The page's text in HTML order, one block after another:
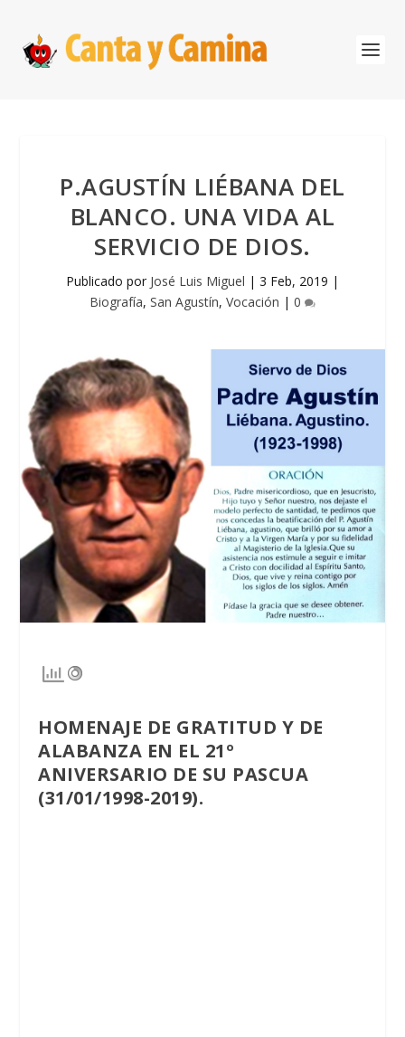
P.AGUSTÍN LIÉBANA DEL
BLANCO. UNA VIDA AL
SERVICIO DE DIOS.
Publicado por José Luis Miguel | 3 Feb, 2019 |
Biografía, San Agustín, Vocación | 0
HOMENAJE DE GRATITUD Y DE
ALABANZA EN EL 21º
ANIVERSARIO DE SU PASCUA
(31/01/1998-2019).